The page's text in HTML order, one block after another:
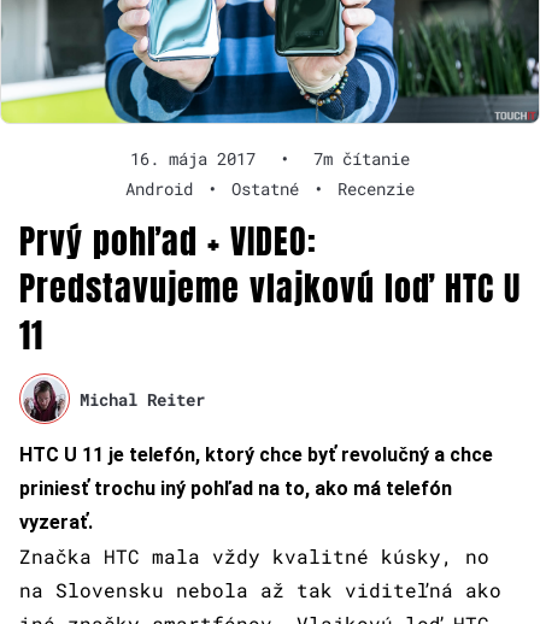
16. mája 2017 •
7m čítanie
Android
• Ostatné • Recenzie
Prvý pohľad + VIDEO:
Predstavujeme vlajkovú loď HTC U
11
Michal Reiter
HTC U 11 je telefón, ktorý chce byť revolučný a chce
priniesť trochu iný pohľad na to, ako má telefón
vyzerať.
Značka HTC mala vždy kvalitné kúsky, no
na Slovensku nebola až tak viditeľná ako